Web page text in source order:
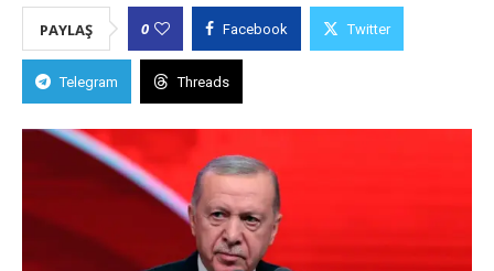
PAYLAŞ 0 Facebook Twitter
Telegram Threads